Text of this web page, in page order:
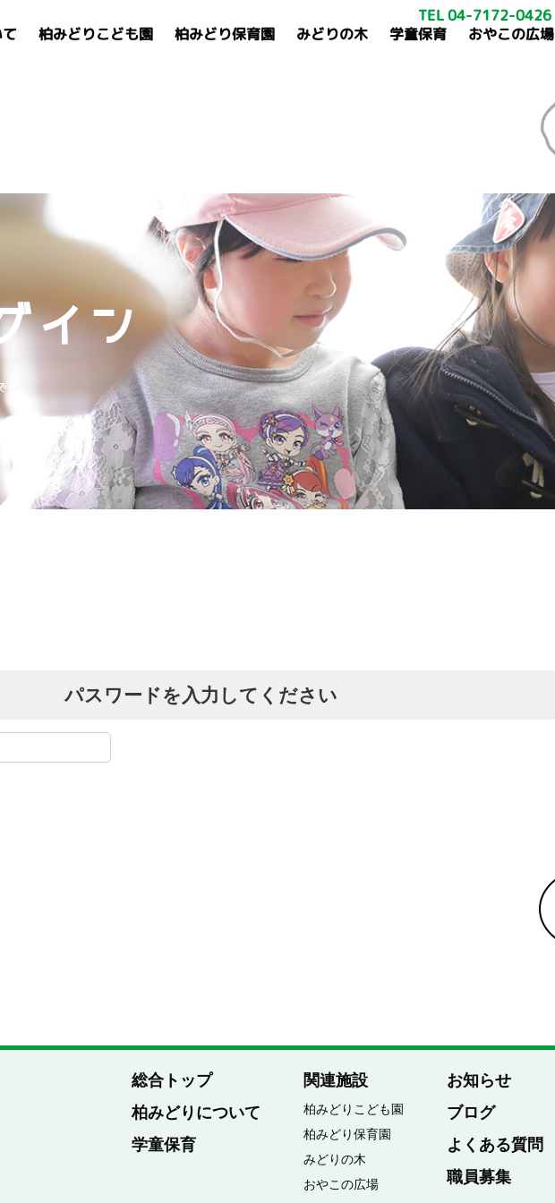
柏みどりこども園 柏みどり保育園 みどりの木 学童保育 おやこの広場
TEL 04-7172-0426
イン
。
パスワードを入力してください
総合トップ
柏みどりについて
学童保育
関連施設
柏みどりこども園
柏みどり保育園
みどりの木
おやこの広場
お知らせ
ブログ
よくある質問
職員募集